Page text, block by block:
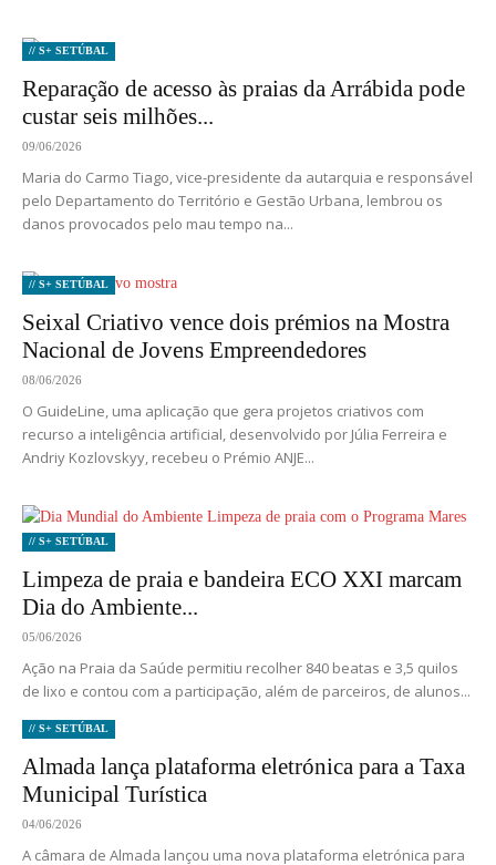
// S+ SETÚBAL
Reparação de acesso às praias da Arrábida pode
custar seis milhões...
09/06/2026
Maria do Carmo Tiago, vice-presidente da autarquia e responsável
pelo Departamento do Território e Gestão Urbana, lembrou os
danos provocados pelo mau tempo na...
// S+ SETÚBAL
Seixal Criativo vence dois prémios na Mostra
Nacional de Jovens Empreendedores
08/06/2026
O GuideLine, uma aplicação que gera projetos criativos com
recurso a inteligência artificial, desenvolvido por Júlia Ferreira e
Andriy Kozlovskyy, recebeu o Prémio ANJE...
// S+ SETÚBAL
Limpeza de praia e bandeira ECO XXI marcam
Dia do Ambiente...
05/06/2026
Ação na Praia da Saúde permitiu recolher 840 beatas e 3,5 quilos
de lixo e contou com a participação, além de parceiros, de alunos...
// S+ SETÚBAL
Almada lança plataforma eletrónica para a Taxa
Municipal Turística
04/06/2026
A câmara de Almada lançou uma nova plataforma eletrónica para